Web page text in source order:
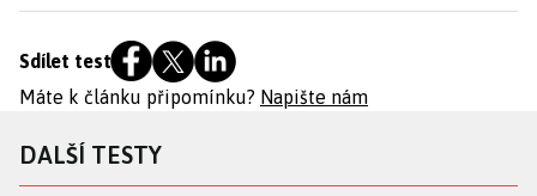
Sdílet test
Máte k článku připomínku? Napište nám
DALŠÍ TESTY